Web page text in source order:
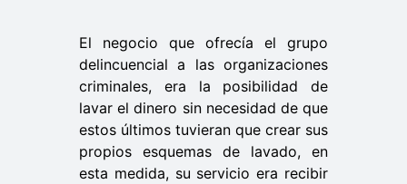
El negocio que ofrecía el grupo
delincuencial a las organizaciones
criminales, era la posibilidad de
lavar el dinero sin necesidad de que
estos últimos tuvieran que crear sus
propios esquemas de lavado, en
esta medida, su servicio era recibir